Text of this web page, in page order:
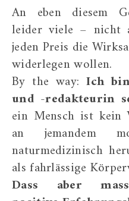
An eben diesem
leider viele – nicht
jeden Preis die
widerlegen wollen.
By the way:Ich
und -redakteurin
ein Mensch ist kein
an jemandem
naturmedizinisch
als fahrlässige
Dass aber